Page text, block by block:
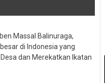
Massal Balinuraga,
di Indonesia yang
dan Merekatkan Ikatan